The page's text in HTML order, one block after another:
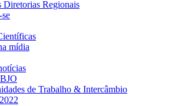
Diretorias Regionais
mídia
de Trabalho & Intercâmbio